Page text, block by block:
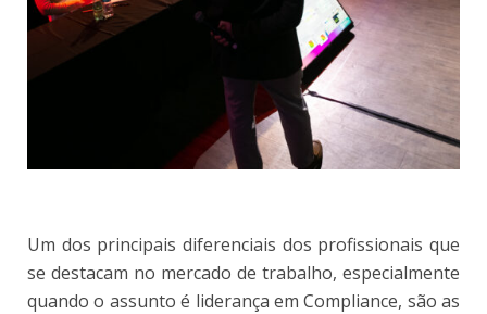
Um dos principais diferenciais dos profissionais que
se destacam no mercado de trabalho, especialmente
quando o assunto é liderança em Compliance, são as